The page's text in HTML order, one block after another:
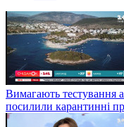
Вимагають тестування
посилили карантинні